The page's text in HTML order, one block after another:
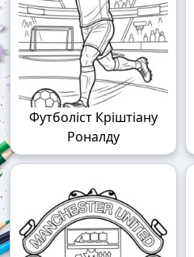
Футболіст Кріштіану
Роналду